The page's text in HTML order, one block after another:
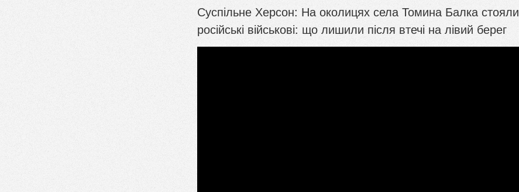
Суспільне Херсон: На околицях села Томина Балка стояли
російські військові: що лишили після втечі на лівий берег